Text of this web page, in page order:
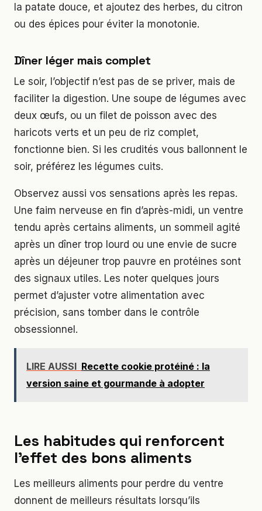
la patate douce, et ajoutez des herbes, du citron
ou des épices pour éviter la monotonie.
Dîner léger mais complet
Le soir, l’objectif n’est pas de se priver, mais de
faciliter la digestion. Une soupe de légumes avec
deux œufs, ou un filet de poisson avec des
haricots verts et un peu de riz complet,
fonctionne bien. Si les crudités vous ballonnent le
soir, préférez les légumes cuits.
Observez aussi vos sensations après les repas.
Une faim nerveuse en fin d’après-midi, un ventre
tendu après certains aliments, un sommeil agité
après un dîner trop lourd ou une envie de sucre
après un déjeuner trop pauvre en protéines sont
des signaux utiles. Les noter quelques jours
permet d’ajuster votre alimentation avec
précision, sans tomber dans le contrôle
obsessionnel.
LIRE AUSSI Recette cookie protéiné : la
version saine et gourmande à adopter
Les habitudes qui renforcent
l’effet des bons aliments
Les meilleurs aliments pour perdre du ventre
donnent de meilleurs résultats lorsqu’ils